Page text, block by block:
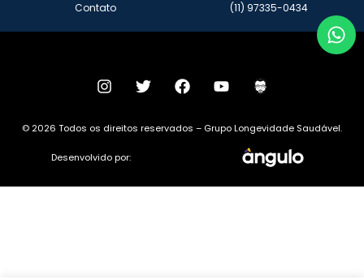
Contato (11) 97335-0434
© 2026 Todos os direitos reservados – Grupo Longevidade Saudável.
Desenvolvido por: